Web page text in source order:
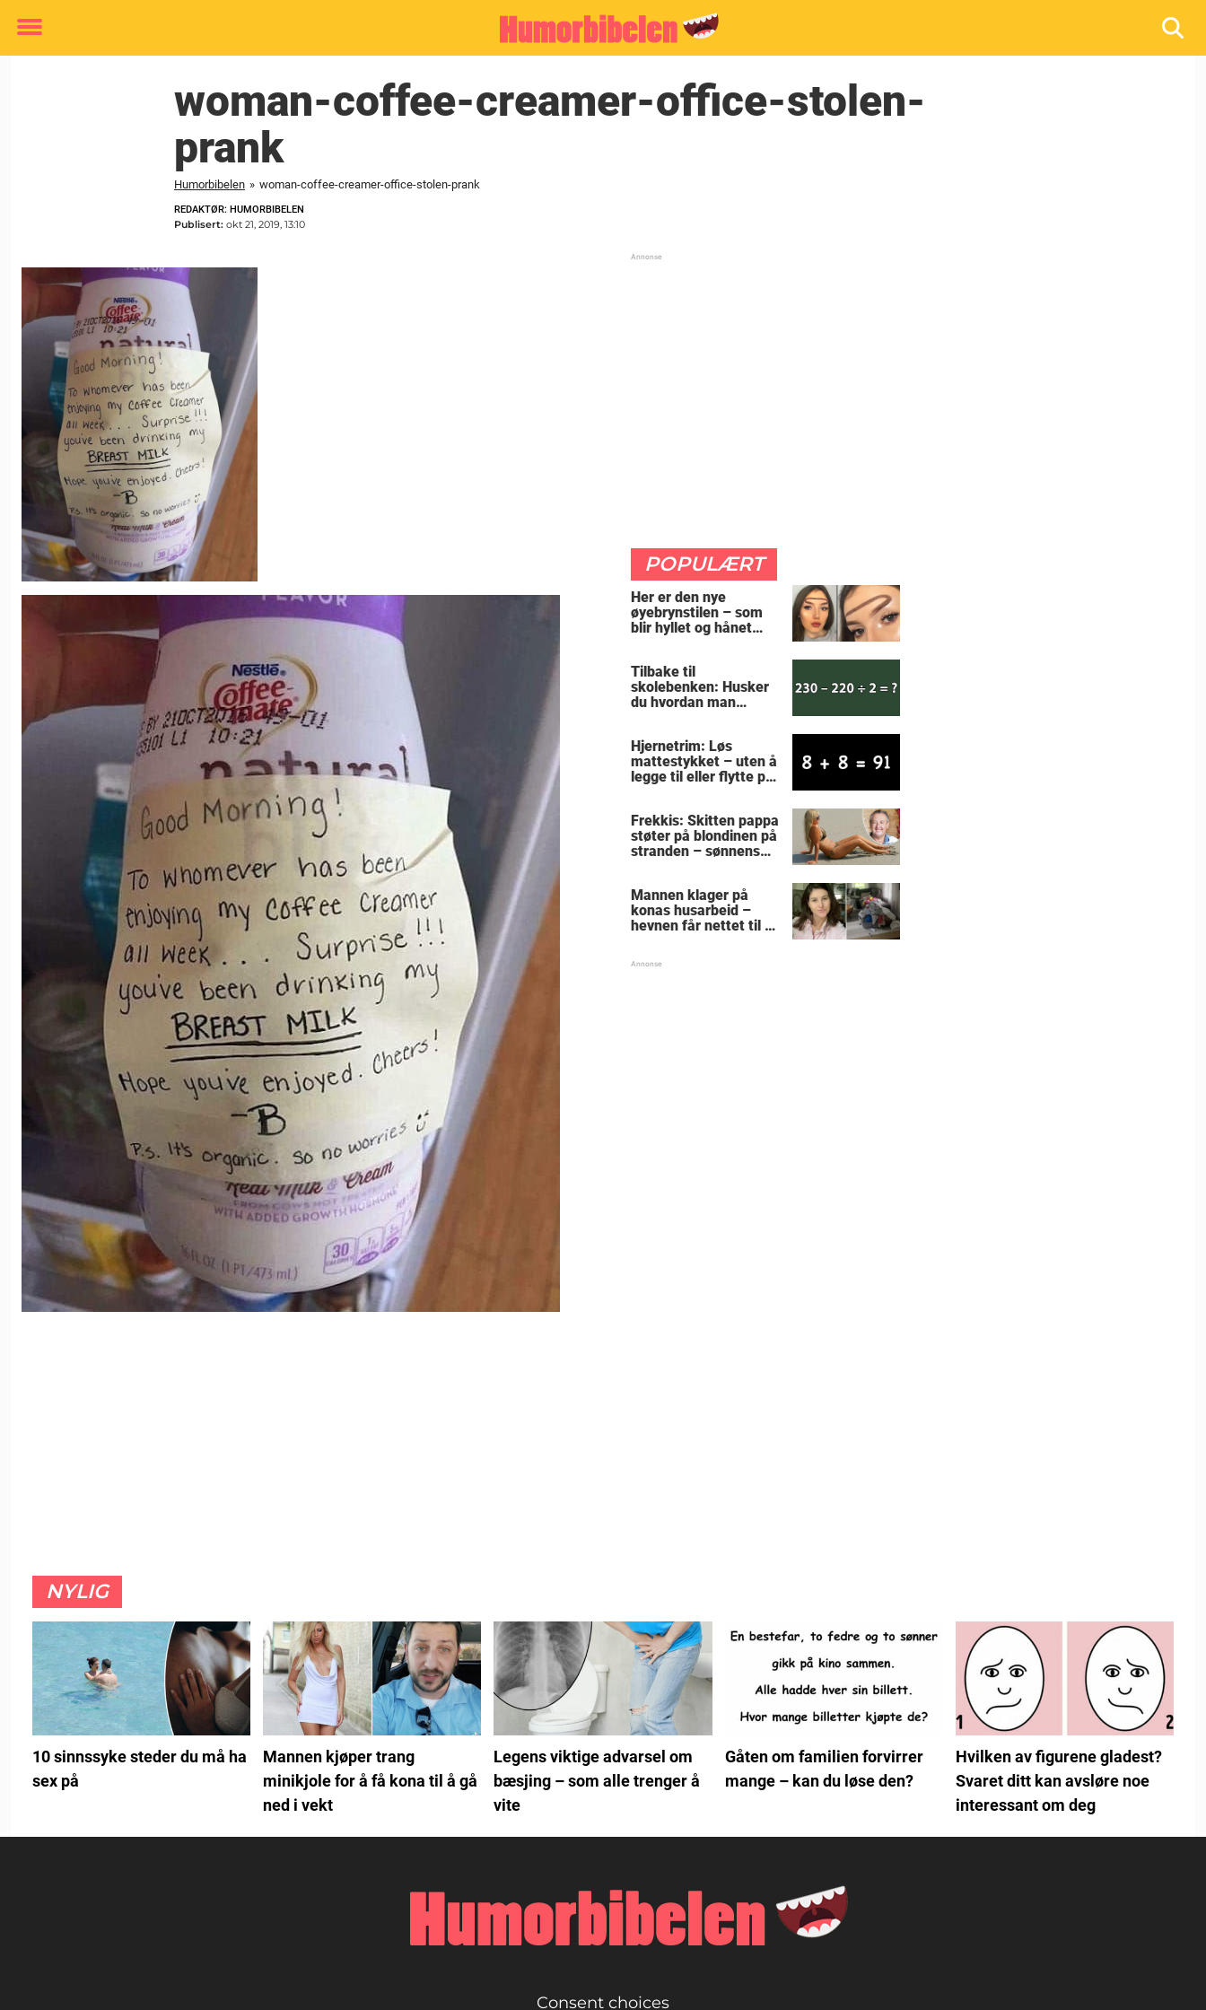
Toggle
woman-coffee-creamer-office-stolen-
prank
Humorbibelen » woman-coffee-creamer-office-stolen-prank
REDAKTØR: HUMORBIBELEN
Publisert: okt 21, 2019, 13:10
POPULÆRT
Her er den nye
øyebrynstilen – som
blir hyllet og hånet
Tilbake til
skolebenken: Husker
du hvordan man
Hjernetrim: Løs
mattestykket – uten å
legge til eller flytte på
Frekkis: Skitten pappa
støter på blondinen på
stranden – sønnens
gråte
Mannen klager på
konas husarbeid –
hevnen får nettet til å
NYLIG
10 sinnssyke steder du må ha
sex på
Mannen kjøper trang
minikjole for å få kona til å gå
ned i vekt
Legens viktige advarsel om
bæsjing – som alle trenger å
vite
Gåten om familien forvirrer
mange – kan du løse den?
Hvilken av figurene gladest?
Svaret ditt kan avsløre noe
interessant om deg
Consent choices